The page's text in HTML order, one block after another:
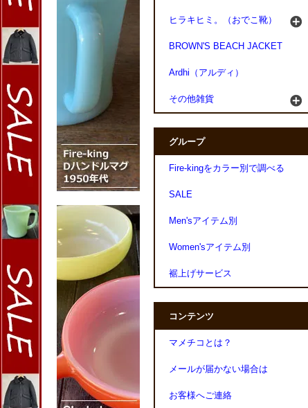
ヒラキヒミ。（おでこ靴）
BROWN'S BEACH JACKET
Ardhi（アルディ）
その他雑貨
グループ
Fire-kingをカラー別で調べる
SALE
Men'sアイテム別
Women'sアイテム別
裾上げサービス
コンテンツ
マメチコとは？
メールが届かない場合は
お客様へご連絡